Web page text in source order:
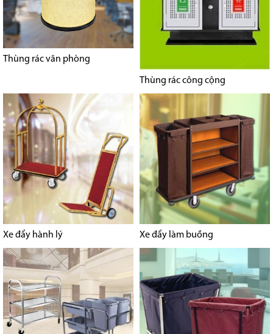
Thùng rác văn phòng
Thùng rác công cộng
Xe đẩy hành lý Xe đẩy làm buồng